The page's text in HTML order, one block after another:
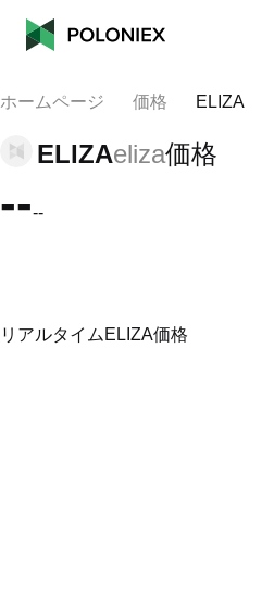
ホームページ 価格 ELIZA
ELIZAeliza価格
----
リアルタイムELIZA価格